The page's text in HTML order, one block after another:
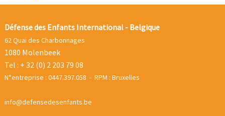
Défense des Enfants International - Belgique
62 Quai des Charbonnages
1080 Molenbeek
Tel : + 32 (0) 2 203 79 08
N°entreprise : 0447.397.058 - RPM : Bruxelles
info@defensedesenfants.be